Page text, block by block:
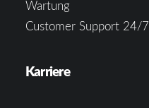
Wartung
Customer Support 24/7
Karriere